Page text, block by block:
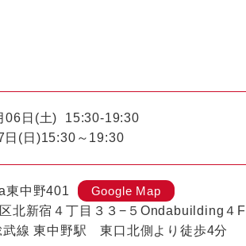
06日(土)
15:30-19:30
日(日)15:30～19:30
東中野401
Google Map
北新宿４丁目３３−５Ondabuilding４F
武線 東中野駅 東口北側より徒歩4分